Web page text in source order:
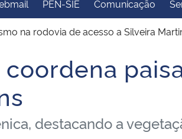
Controladoria-Geral da
União
União Banco Central do Brasil
PEN-SIE Comunicação
na rodovia de acesso a Silveira
destacando a